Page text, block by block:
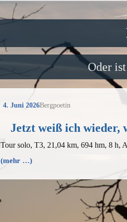
Oder
4. Juni 2026Bergpoetin
Jetzt weiß ich wieder,
Tour solo, T3, 21,04 km, 694 hm, 8 h,
(mehr …)